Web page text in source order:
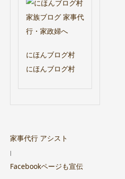
にほんブログ村
にほんブログ村
家事代行 アシスト
Facebookページも宣伝